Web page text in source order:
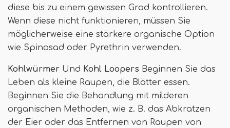
diese bis zu einem gewissen Grad kontrollieren.
Wenn diese nicht funktionieren, müssen Sie
möglicherweise eine stärkere organische Option
wie Spinosad oder Pyrethrin verwenden.
Kohlwürmer Und Kohl Loopers Beginnen Sie das
Leben als kleine Raupen, die Blätter essen.
Beginnen Sie die Behandlung mit milderen
organischen Methoden, wie z. B. das Abkratzen
der Eier oder das Entfernen von Raupen von